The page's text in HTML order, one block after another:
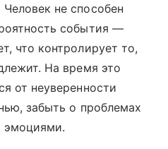
Человек не способен
события —
что контролирует то,
На время это
от неуверенности
забыть о проблемах
эмоциями.